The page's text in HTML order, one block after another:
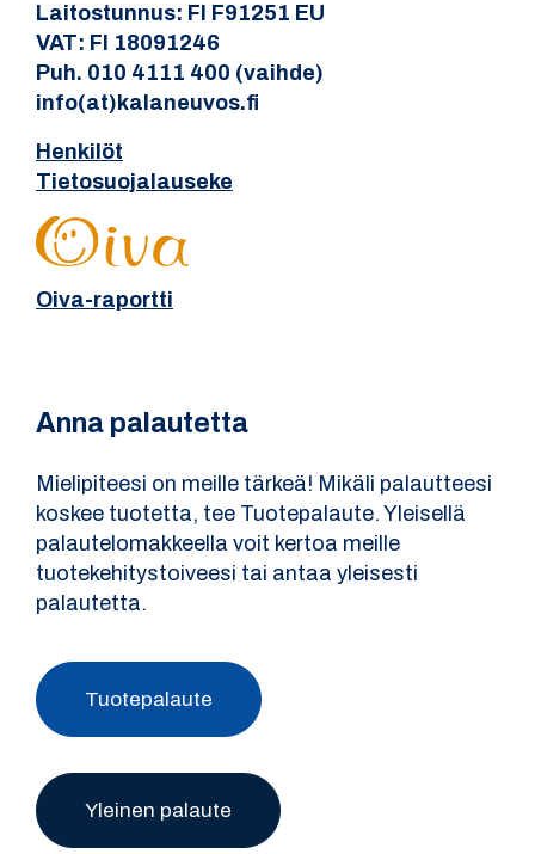
Laitostunnus: FI F91251 EU
VAT: FI 18091246
Puh. 010 4111 400 (vaihde)
info(at)kalaneuvos.fi
Henkilöt
Tietosuojalauseke
Oiva-raportti
Anna palautetta
Mielipiteesi on meille tärkeä! Mikäli palautteesi
koskee tuotetta, tee Tuotepalaute. Yleisellä
palautelomakkeella voit kertoa meille
tuotekehitystoiveesi tai antaa yleisesti
palautetta.
Tuotepalaute
Yleinen palaute